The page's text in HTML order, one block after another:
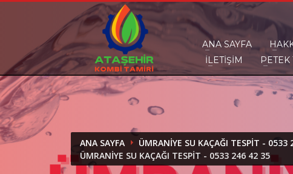
DESTEK
Ataşehir Kombi Tamiri olarak bir telefon kadar
ANA SAYFA
İLETIŞIM
ANA SAYFA
ÜMRANIYE SU KAÇAĞI TESPIT - 0533
ÜMRANIYE SU KAÇAĞI TESPIT - 0533 246 42 35